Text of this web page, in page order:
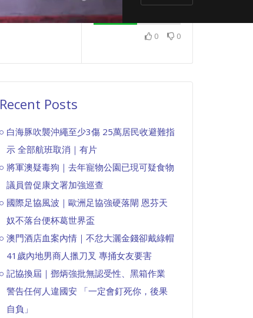
0 0
Recent Posts
白海豚吹襲沖繩至少3傷 25萬居民收避難指
示 全部航班取消｜有片
將軍澳疑毒狗｜去年寵物公園已現可疑食物
議員曾促康文署加強巡查
國際足協風波｜歐洲足協強硬落閘 恩芬天
奴不落台便杯葛世界盃
澳門酒店血案內情｜不忿大灑金錢卻戴綠帽
41歲內地男商人擸刀叉 專捅女友要害
記協換屆｜鄧炳強批無認受性、黑箱作業
警告任何人違國安 「一定會釘死你，後果
自負」